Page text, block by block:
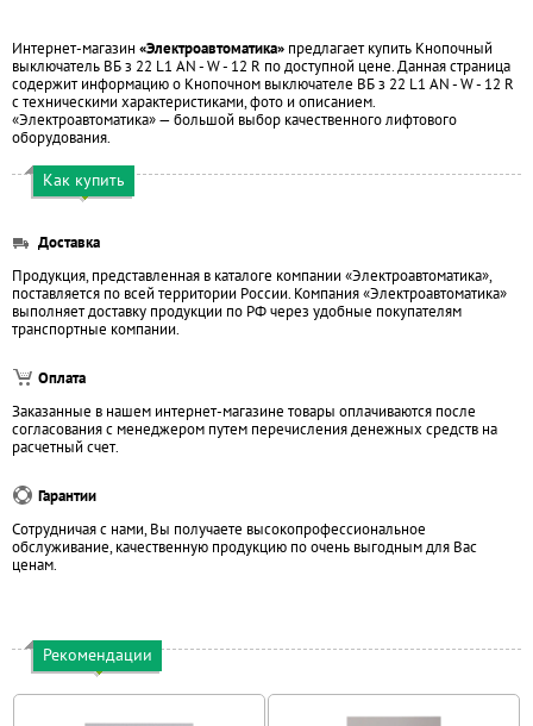
Интернет-магазин «Электроавтоматика» предлагает купить Кнопочный
выключатель ВБ з 22 L1 AN - W - 12 R по доступной цене. Данная страница
содержит информацию о Кнопочном выключателе ВБ з 22 L1 AN - W - 12 R
с техническими характеристиками, фото и описанием.
«Электроавтоматика» — большой выбор качественного лифтового
оборудования.
Как купить
Доставка
Продукция, представленная в каталоге компании «Электроавтоматика»,
поставляется по всей территории России. Компания «Электроавтоматика»
выполняет доставку продукции по РФ через удобные покупателям
транспортные компании.
Оплата
Заказанные в нашем интернет-магазине товары оплачиваются после
согласования с менеджером путем перечисления денежных средств на
расчетный счет.
Гарантии
Сотрудничая с нами, Вы получаете высокопрофессиональное
обслуживание, качественную продукцию по очень выгодным для Вас
ценам.
Рекомендации